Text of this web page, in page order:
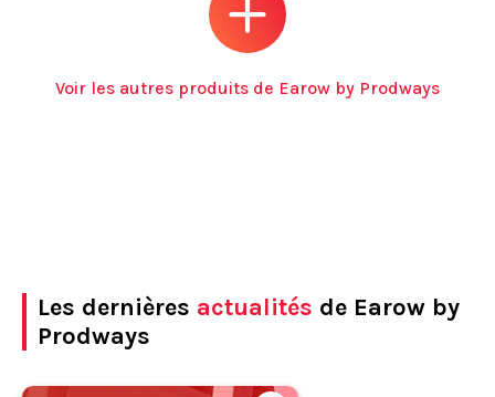
Voir les autres produits de Earow by Prodways
Les dernières actualités de Earow by
Prodways